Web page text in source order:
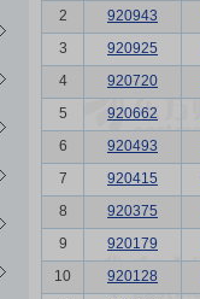
2
920943
3
920925
4
920720
5
920662
6
920493
7
920415
8
920375
9
920179
10
920128